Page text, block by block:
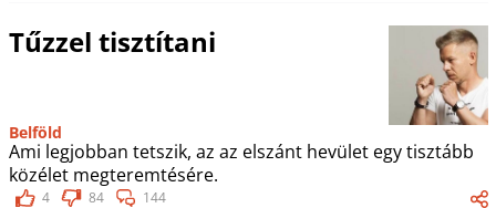
Tűzzel tisztítani
Belföld
Ami legjobban tetszik, az az elszánt hevület egy tisztább
közélet megteremtésére.
4 84 144